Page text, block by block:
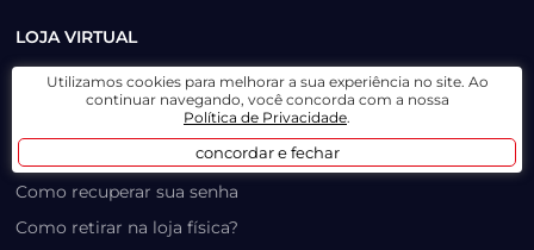
LOJA VIRTUAL
Lista de Desejos
Prazo, Rastreio e Transporte
Dúvidas Frequentes / Produtos Outlet
Como recuperar sua senha
Como retirar na loja física?
Utilizamos cookies para melhorar a sua experiência no site. Ao
continuar navegando, você concorda com a nossa
Política de Privacidade.
concordar e fechar